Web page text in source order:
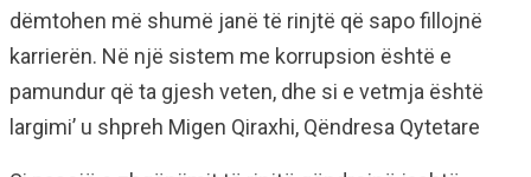
dëmtohen më shumë janë të rinjtë që sapo fillojnë
karrierën. Në një sistem me korrupsion është e
pamundur që ta gjesh veten, dhe si e vetmja është
largimi’ u shpreh Migen Qiraxhi, Qëndresa Qytetare